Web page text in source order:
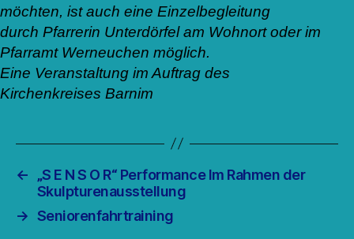
möchten, ist auch eine Einzelbegleitung
durch Pfarrerin Unterdörfel am Wohnort oder im
Pfarramt Werneuchen möglich.
Eine Veranstaltung im Auftrag des
Kirchenkreises Barnim
←
„S E N S O R“ Performance Im Rahmen der
Skulpturenausstellung
→ Seniorenfahrtraining